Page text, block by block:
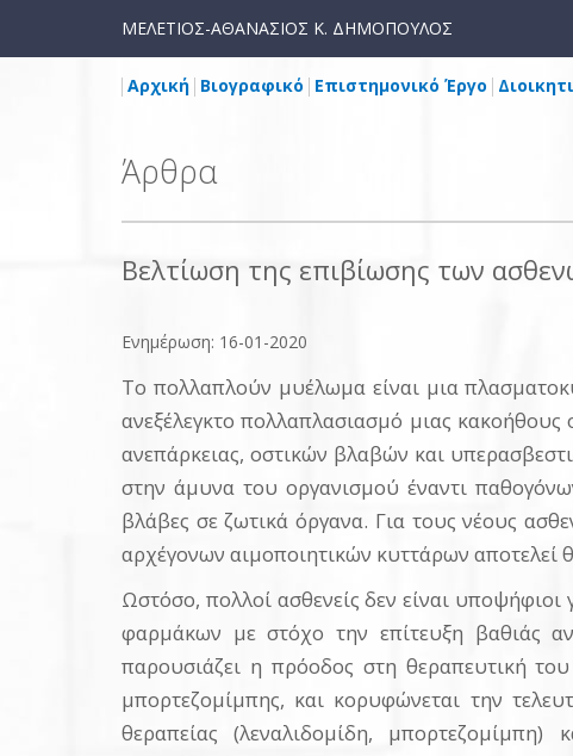
ΜΕΛΕΤΙΟΣ-ΑΘΑΝΑΣΙΟΣ Κ. ΔΗΜΟΠΟΥΛΟΣ
Αρχική Βιογραφικό Επιστημονικό Έργο
Άρθρα
Βελτίωση της επιβίωσης των
Ενημέρωση: 16-01-2020
Το πολλαπλούν μυέλωμα είναι μια
ανεξέλεγκτο πολλαπλασιασμό μιας
ανεπάρκειας, οστικών βλαβών και
στην άμυνα του οργανισμού έναντι
βλάβες σε ζωτικά όργανα. Για τους νέους
αρχέγονων αιμοποιητικών κυττάρων αποτελεί
Ωστόσο, πολλοί ασθενείς δεν είναι
φαρμάκων με στόχο την επίτευξη βαθιάς
παρουσιάζει η πρόοδος στη θεραπευτική
μπορτεζομίμπης, και κορυφώνεται την
θεραπείας (λεναλιδομίδη,